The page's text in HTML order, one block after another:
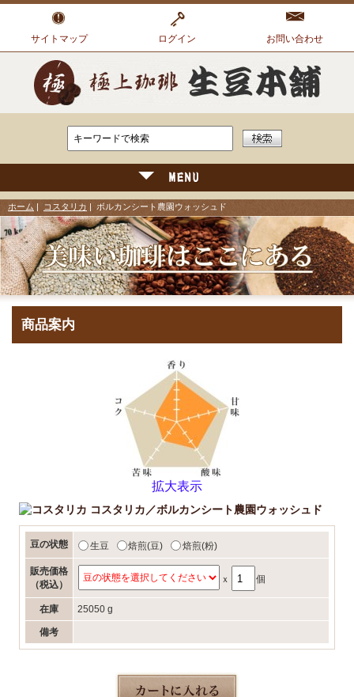
サイトマップ ログイン お問い合わせ
ホーム コスタリカ | ボルカンシート農園ウォッシュド
商品案内
拡大表示
コスタリカ／ボルカンシート農園ウォッシュド
豆の状態 生豆 焙煎(豆) 焙煎(粉)
販売価格
（税込）
ｘ 個
在庫 25050 g
備考